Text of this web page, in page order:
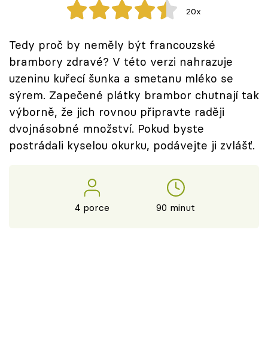
Sledujte prima+
Přihlášení
Sledujte nás
20x
Tedy proč by neměly být francouzské
brambory zdravé? V této verzi nahrazuje
uzeninu kuřecí šunka a smetanu mléko se
sýrem. Zapečené plátky brambor chutnají tak
výborně, že jich rovnou připravte raději
dvojnásobné množství. Pokud byste
postrádali kyselou okurku, podávejte ji zvlášť.
4 porce 90 minut